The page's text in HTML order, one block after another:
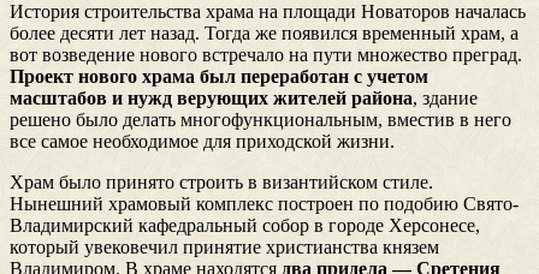
История строительства храма на площади Новаторов началась
более десяти лет назад. Тогда же появился временный храм, а
вот возведение нового встречало на пути множество преград.
Проект нового храма был переработан с учетом
масштабов и нужд верующих жителей района, здание
решено было делать многофункциональным, вместив в него
все самое необходимое для приходской жизни.
Храм было принято строить в византийском стиле.
Нынешний храмовый комплекс построен по подобию Свято-
Владимирский кафедральный собор в городе Херсонесе,
который увековечил принятие христианства князем
Владимиром. В храме находятся два придела — Сретения